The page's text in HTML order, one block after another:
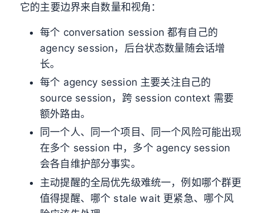
它的主要边界来自数量和视角：
每个 conversation session 都有自己的
agency session，后台状态数量随会话增
长。
每个 agency session 主要关注自己的
source session，跨 session context 需要
额外路由。
同一个人、同一个项目、同一个风险可能出现
在多个 session 中，多个 agency session
会各自维护部分事实。
主动提醒的全局优先级难统一，例如哪个群更
值得提醒、哪个 stale wait 更紧急、哪个风